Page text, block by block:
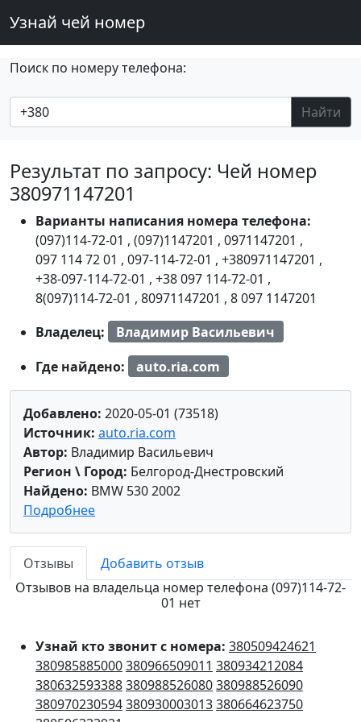
Узнай чей номер
Поиск по номеру телефона:
Найти
Результат по запросу: Чей номер
380971147201
Варианты написания номера телефона:
(097)114-72-01 , (097)1147201 , 0971147201 ,
097 114 72 01 , 097-114-72-01 , +380971147201 ,
+38-097-114-72-01 , +38 097 114-72-01 ,
8(097)114-72-01 , 80971147201 , 8 097 1147201
Владелец:
Владимир Васильевич
Где найдено:
auto.ria.com
Добавлено: 2020-05-01 (73518)
Источник: auto.ria.com
Автор: Владимир Васильевич
Регион \ Город: Белгород-Днестровский
Найдено: BMW 530 2002
Подробнее
Отзывы
Добавить отзыв
Отзывов на владельца номер телефона (097)114-72-
01 нет
Узнай кто звонит с номера: 380509424621
380985885000380966509011 380934212084
380632593388380988526080380988526090
380970230594380930003013380664623750